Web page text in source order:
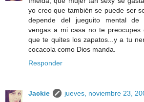
yo creo que también se puede ser
depende del jueguito mental de
vengas a mi casa no te
que te quites los zapatos...y a tu
cocacola como Dios manda.
Responder
Jackie
jueves, noviembre 23,